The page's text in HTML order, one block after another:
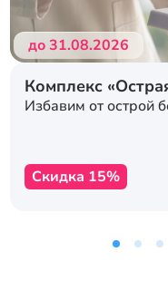
до 31.08.2026
Комплекс
Избавим от острой
Скидка 15%